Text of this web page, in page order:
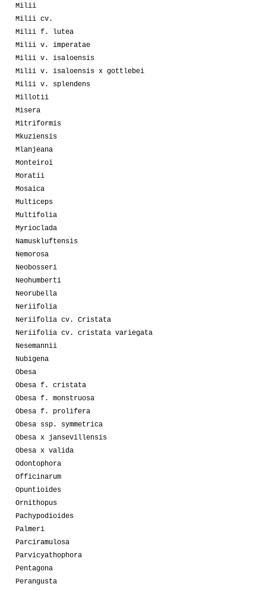
Milii
Milii cv.
Milii f. lutea
Milii v. imperatae
Milii v. isaloensis
Milii v. isaloensis x gottlebei
Milii v. splendens
Millotii
Misera
Mitriformis
Mkuziensis
Mlanjeana
Monteiroi
Moratii
Mosaica
Multiceps
Multifolia
Myrioclada
Namuskluftensis
Nemorosa
Neobosseri
Neohumberti
Neorubella
Neriifolia
Neriifolia cv. Cristata
Neriifolia cv. cristata variegata
Nesemannii
Nubigena
Obesa
Obesa f. cristata
Obesa f. monstruosa
Obesa f. prolifera
Obesa ssp. symmetrica
Obesa x jansevillensis
Obesa x valida
Odontophora
Officinarum
Opuntioides
Ornithopus
Pachypodioides
Palmeri
Parciramulosa
Parvicyathophora
Pentagona
Perangusta